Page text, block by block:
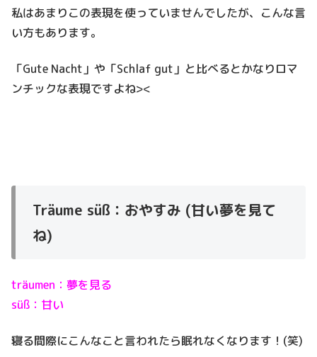
私はあまりこの表現を使っていませんでしたが、こんな言
い方もあります。
「Gute Nacht」や「Schlaf gut」と比べるとかなりロマ
ンチックな表現ですよね><
Träume süß：おやすみ (甘い夢を見て
ね)
träumen：夢を見る
süß：甘い
寝る間際にこんなこと言われたら眠れなくなります！(笑)